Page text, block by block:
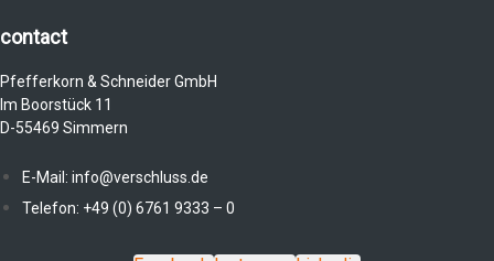
contact
Pfefferkorn & Schneider GmbH
Im Boorstück 11
D-55469 Simmern
E-Mail: info@verschluss.de
Telefon: +49 (0) 6761 9333 – 0